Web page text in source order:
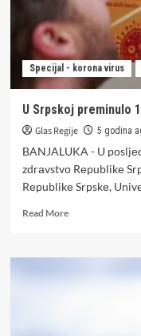
u
bolnicama
784
pacijenta
Specijal - korona virus
U Srpskoj preminulo
Glas Regije 5 godina
BANJALUKA - U
zdrаvstvо Rеpublikе
Rеpublikе Srpskе,
Read MoreRead
U